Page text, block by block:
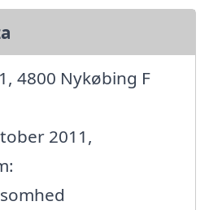
4800 Nykøbing F
2011,